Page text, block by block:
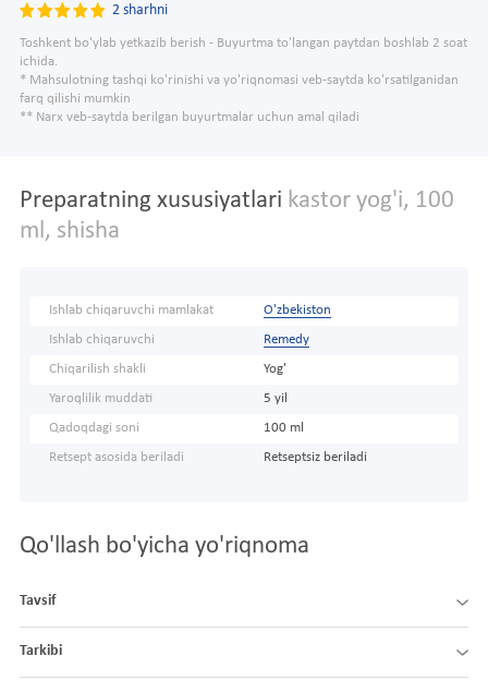
2 sharhni
Toshkent bo'ylab yetkazib berish - Buyurtma to'langan paytdan boshlab 2 soat
ichida.
* Mahsulotning tashqi ko'rinishi va yo'riqnomasi veb-saytda ko'rsatilganidan
farq qilishi mumkin
** Narx veb-saytda berilgan buyurtmalar uchun amal qiladi
Preparatning xususiyatlari kastor yog'i, 100
ml, shisha
Ishlab chiqaruvchi mamlakat O'zbekiston
Ishlab chiqaruvchi Remedy
Chiqarilish shakli Yog'
Yaroqlilik muddati 5 yil
Qadoqdagi soni 100 ml
Retsept asosida beriladi Retseptsiz beriladi
Qo'llash bo'yicha yo'riqnoma
Tavsif
Tarkibi